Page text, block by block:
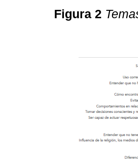
Figura 2